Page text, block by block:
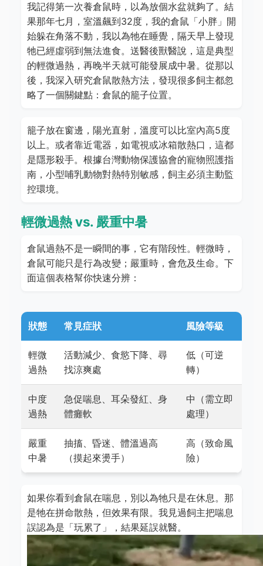
我記得第一次養倉鼠時，以為放個水盆就夠了。結
果那年七月，室溫飆到32度，我的倉鼠「小胖」開
始躲在角落不動，我以為牠在睡覺，隔天早上發現
牠已經虛弱到無法進食。送醫後獸醫說，這是典型
的輕微過熱，再晚半天就可能發展成中暑。從那以
後，我深入研究倉鼠散熱方法，發現很多飼主都忽
略了一個關鍵點：倉鼠的籠子位置。
籠子放在窗邊，陽光直射，溫度可以比室內高5度
以上。或者靠近電器，如電視或冰箱散熱口，這都
是隱形殺手。根據台灣動物保護協會的寵物照護指
南，小型哺乳動物對熱特別敏感，飼主必須主動監
控環境。
輕微過熱 vs. 嚴重中暑
倉鼠過熱不是一瞬間的事，它有階段性。輕微時，
倉鼠可能只是行為改變；嚴重時，會危及生命。下
面這個表格幫你快速分辨：
狀態 常見症狀 風險等級
輕微
過熱
活動減少、食慾下降、尋
找涼爽處
低（可逆
轉）
中度
過熱
急促喘息、耳朵發紅、身
體癱軟
中（需立即
處理）
嚴重
中暑
抽搐、昏迷、體溫過高
（摸起來燙手）
高（致命風
險）
如果你看到倉鼠在喘息，別以為牠只是在休息。那
是牠在拼命散熱，但效果有限。我見過飼主把喘息
誤認為是「玩累了」，結果延誤就醫。